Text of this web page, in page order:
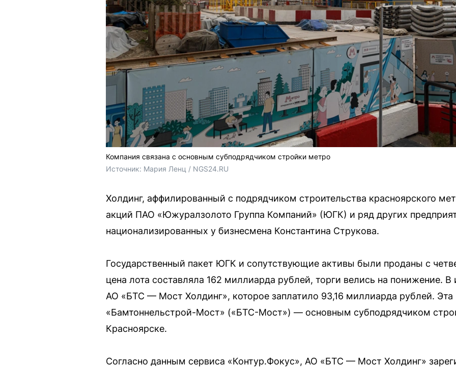
Компания связана с основным субподрядчиком стройки метро
Источник: Мария Ленц / NGS24.RU
Холдинг, аффилированный с подрядчиком строительства красноярского
акций ПАО «Южуралзолото Группа Компаний» (ЮГК) и ряд других
национализированных у бизнесмена Константина Струкова.
Государственный пакет ЮГК и сопутствующие активы были проданы с
цена лота составляла 162 миллиарда рублей, торги велись на понижение. В
АО «БТС — Мост Холдинг», которое заплатило 93,16 миллиарда рублей. Эта
«Бамтоннельстрой-Мост» («БТС-Мост») — основным субподрядчиком
Красноярске.
Согласно данным сервиса «Контур.Фокус», АО «БТС — Мост Холдинг»